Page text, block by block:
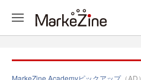
MarkeZine Academyピックアップ（AD）